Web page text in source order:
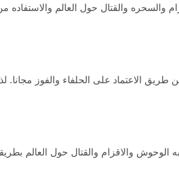
والسحره والقتال حول العالم
على الحلفاء والفوز مجانا.
الوحوش والاقزام والقتال حول العالم